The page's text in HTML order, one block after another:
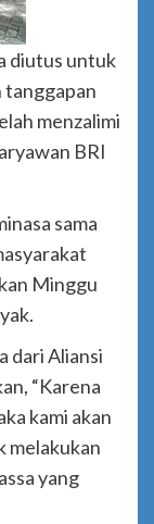
diutus untuk
tanggapan
menzalimi
BRI
sama
Minggu
dari Aliansi
“Karena
kami akan
melakukan
yang